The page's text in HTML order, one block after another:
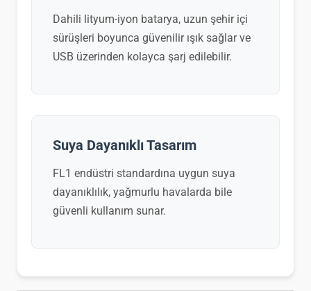
Dahili lityum-iyon batarya, uzun şehir içi
sürüşleri boyunca güvenilir ışık sağlar ve
USB üzerinden kolayca şarj edilebilir.
Suya Dayanıklı Tasarım
FL1 endüstri standardına uygun suya
dayanıklılık, yağmurlu havalarda bile
güvenli kullanım sunar.